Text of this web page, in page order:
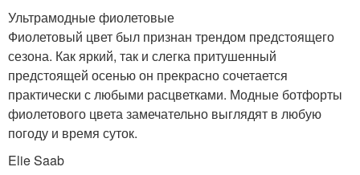
Ультрамодные фиолетовые
Фиолетовый цвет был признан трендом предстоящего
сезона. Как яркий, так и слегка притушенный
предстоящей осенью он прекрасно сочетается
практически с любыми расцветками. Модные ботфорты
фиолетового цвета замечательно выглядят в любую
погоду и время суток.
Elie Saab